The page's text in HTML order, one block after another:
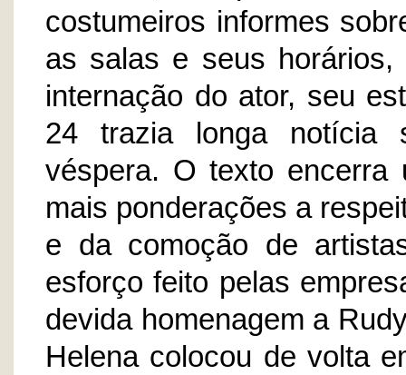
costumeiros informes
as salas e seus
internação do ator, seu
24 trazia longa notícia
véspera. O texto encerra
mais ponderações a
e da comoção de
esforço feito pelas
devida homenagem a
Helena colocou de volta